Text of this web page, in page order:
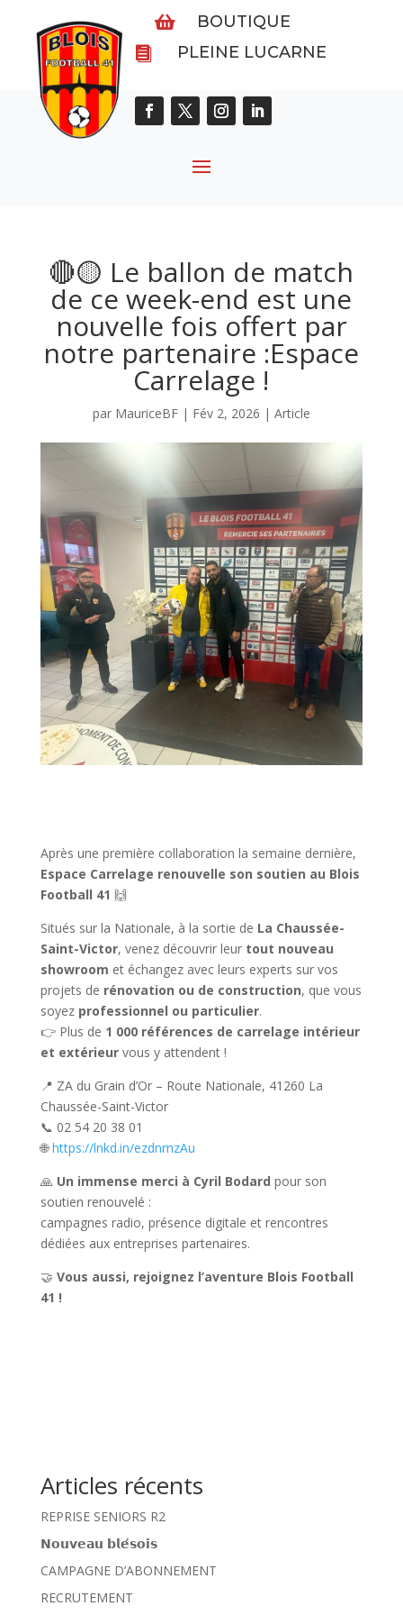
 BOUTIQUE
 PLEINE LUCARNE
🔴🟡 Le ballon de match
de ce week-end est une
nouvelle fois offert par
notre partenaire :Espace
Carrelage !
par MauriceBF| Fév 2, 2026 | Article
Après une première collaboration la semaine dernière,
Espace Carrelage renouvelle son soutien au Blois
Football 41 🙌
Situés sur la Nationale, à la sortie de La Chaussée-
Saint-Victor, venez découvrir leur tout nouveau
showroom et échangez avec leurs experts sur vos
projets de rénovation ou de construction, que vous
soyez professionnel ou particulier.
👉 Plus de 1 000 références de carrelage intérieur
et extérieurvous y attendent !
📍 ZA du Grain d’Or – Route Nationale, 41260 La
Chaussée-Saint-Victor
📞 02 54 20 38 01
🌐https://lnkd.in/ezdnmzAu
🙏 Un immense merci à Cyril Bodard pour son
soutien renouvelé :
campagnes radio, présence digitale et rencontres
dédiées aux entreprises partenaires.
🤝 Vous aussi, rejoignez l’aventure Blois Football
41 !
Articles récents
REPRISE SENIORS R2
𝗡𝗼𝘂𝘃𝗲𝗮𝘂 𝗯𝗹𝗲́𝘀𝗼𝗶𝘀
CAMPAGNE D’ABONNEMENT
RECRUTEMENT